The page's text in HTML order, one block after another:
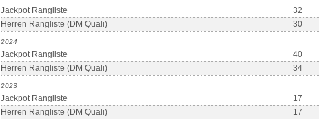
Jackpot Rangliste 32
Herren Rangliste (DM Quali)
30
2024
Jackpot Rangliste 40
Herren Rangliste (DM Quali)
34
2023
Jackpot Rangliste 17
Herren Rangliste (DM Quali)
17